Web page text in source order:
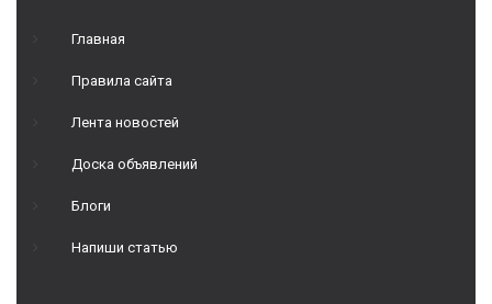
Главная
Правила сайта
Лента новостей
Доска объявлений
Блоги
Напиши статью